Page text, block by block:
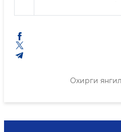
Охирги